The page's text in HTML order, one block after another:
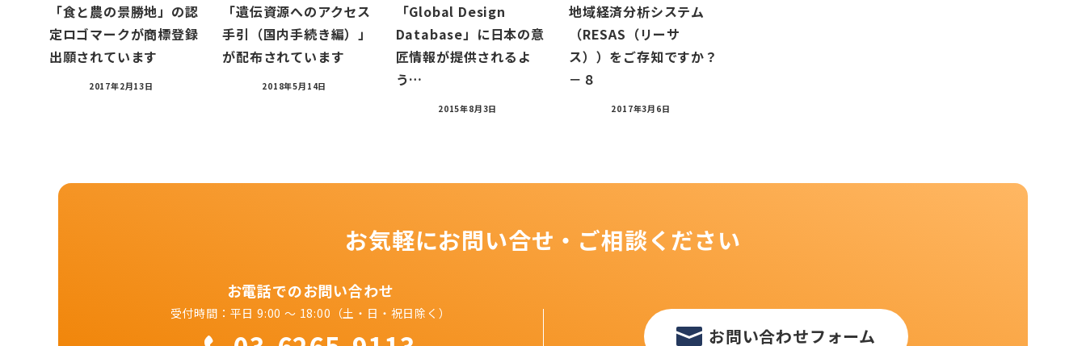
「食と農の景勝地」の認
定ロゴマークが商標登録
出願されています
2017年2月13日
「遺伝資源へのアクセス
手引（国内手続き編）」
が配布されています
2018年5月14日
「Global Design
Database」に日本の意
匠情報が提供されるよ
う…
2015年8月3日
地域経済分析システム
（RESAS（リーサ
ス））をご存知ですか？
－８
2017年3月6日
お気軽にお問い合せ・ご相談ください
お電話でのお問い合わせ
受付時間：平日 9:00 ～ 18:00（土・日・祝日除く）
お問い合わせフォーム